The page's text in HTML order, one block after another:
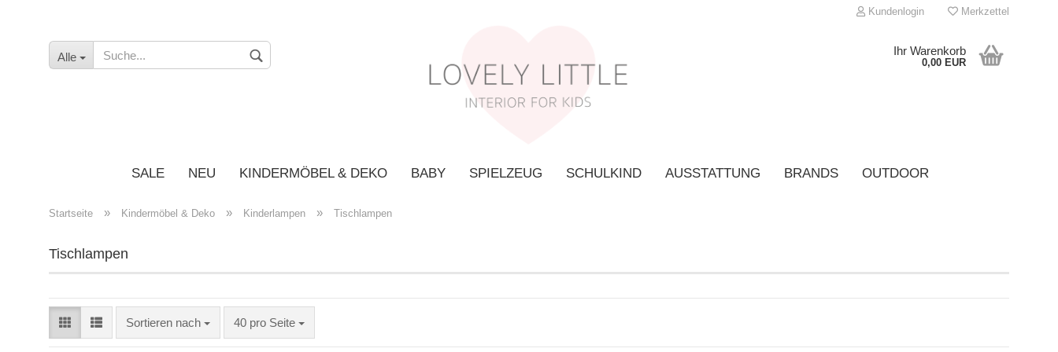
Kundenlogin Merkzettel
Alle Ihr Warenkorb
0,00 EUR
SALE NEU KINDERMÖBEL & DEKO BABY SPIELZEUG SCHULKIND AUSSTATTUNG BRANDS OUTDOOR
Startseite » Kindermöbel & Deko » Kinderlampen » Tischlampen
Tischlampen
Sortieren nach 40 pro Seite